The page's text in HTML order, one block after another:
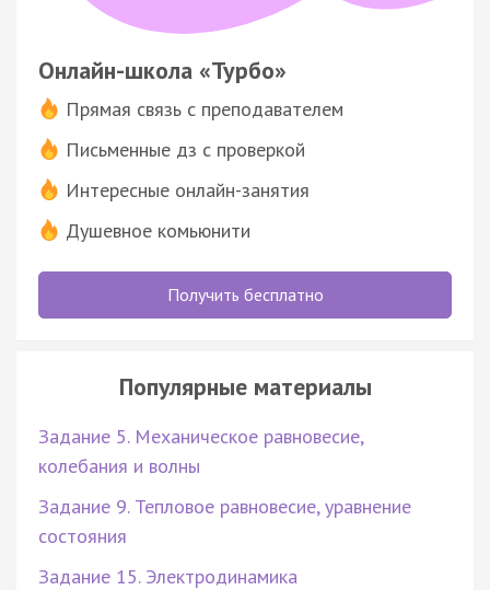
Онлайн-школа «Турбо»
Прямая связь с преподавателем
Письменные дз с проверкой
Интересные онлайн-занятия
Душевное комьюнити
Получить бесплатно
Популярные материалы
Задание 5. Механическое равновесие,
колебания и волны
Задание 9. Тепловое равновесие, уравнение
состояния
Задание 15. Электродинамика